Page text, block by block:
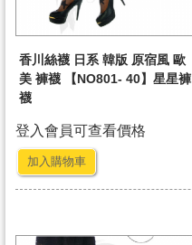
香川絲襪 日系 韓版 原宿風 歐
美 褲襪 【NO801- 40】星星褲
襪
登入會員可查看價格
加入購物車